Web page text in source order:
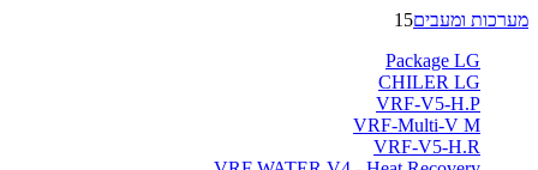
מערכות ומעבים15
Package LG
CHILER LG
VRF-V5-H.P
VRF-Multi-V M
VRF-V5-H.R